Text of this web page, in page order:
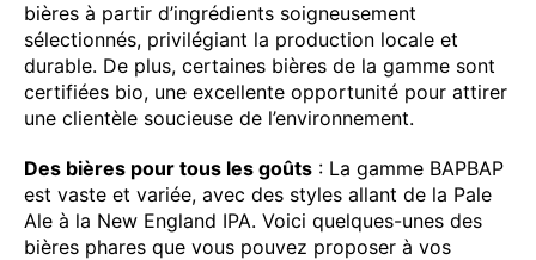
bières à partir d’ingrédients soigneusement
sélectionnés, privilégiant la production locale et
durable. De plus, certaines bières de la gamme sont
certifiées bio, une excellente opportunité pour attirer
une clientèle soucieuse de l’environnement.
Des bières pour tous les goûts : La gamme BAPBAP
est vaste et variée, avec des styles allant de la Pale
Ale à la New England IPA. Voici quelques-unes des
bières phares que vous pouvez proposer à vos